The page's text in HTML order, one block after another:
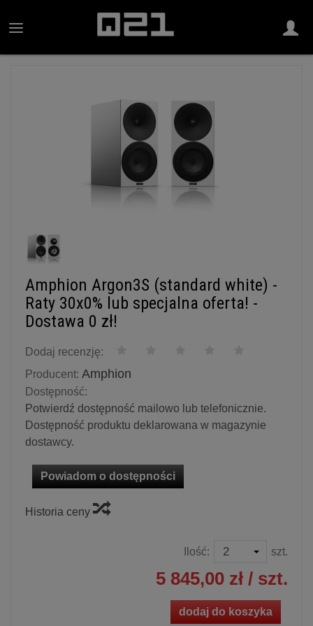
Amphion Argon3S (standard white) -
Raty 30x0% lub specjalna oferta! -
Dostawa 0 zł!
Dodaj recenzję:
Producent: Amphion
Dostępność:
Potwierdź dostępność mailowo lub telefonicznie.
Dostępność produktu deklarowana w magazynie
dostawcy.
Powiadom o dostępności
Historia ceny
Ilość: szt.
5 845,00 zł / szt.
dodaj do koszyka